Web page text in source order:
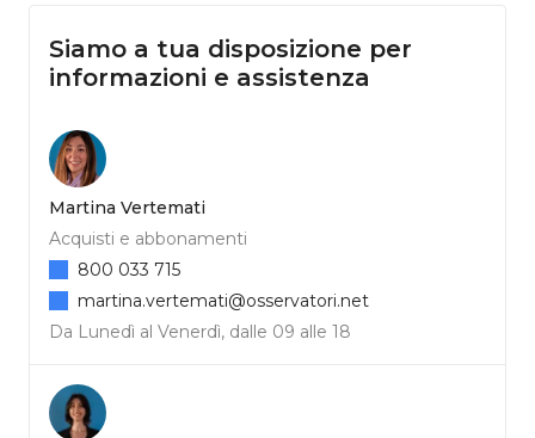
Siamo a tua disposizione per
informazioni e assistenza
Martina Vertemati
Acquisti e abbonamenti
Da Lunedì al Venerdì, dalle 09 alle 18
800 033 715
martina.vertemati@osservatori.net